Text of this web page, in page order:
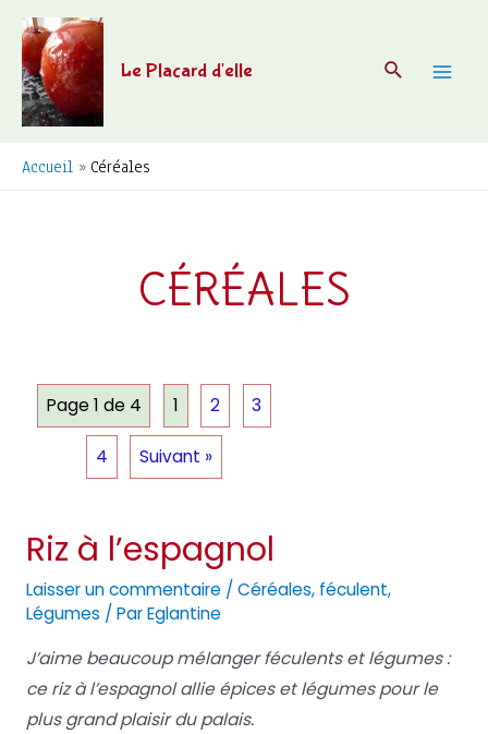
Aller
contenu
Le Placard d'elle
Accueil Céréales
CÉRÉALES
Page 1 de 4 1 2 3
4 Suivant »
Riz à l’espagnol
Laisser un commentaire / Céréales, féculent,
Légumes / ParEglantine
J’aime beaucoup mélanger féculents et légumes :
ce riz à l’espagnol allie épices et légumes pour le
plus grand plaisir du palais.